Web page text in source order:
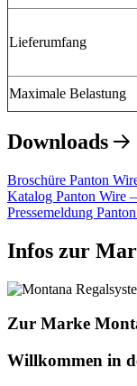
Lieferumfang
Maximale Belastung
Downloads
Broschüre Panton
Katalog Panton Wire
Pressemeldung
Infos zur
Zur Marke
Willkommen in